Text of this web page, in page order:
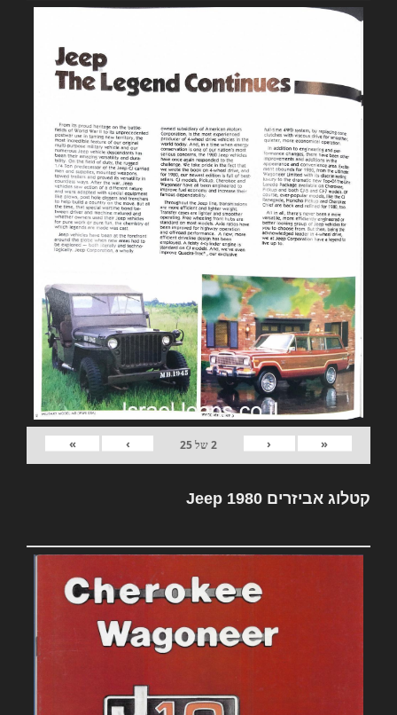
«
‹
2של25
›
»
קטלוג אביזרים Jeep 1980